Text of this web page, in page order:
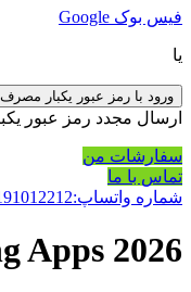
فیس بوک Google
یا
ورود با رمز عبور یکبار مصرف
ارسال مجدد رمز عبور
سفارشات من
تماس با ما
شماره واتساپ:07191012212
Apps 2026